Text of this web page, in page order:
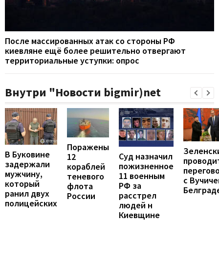
После массированных атак со стороны РФ
киевляне ещё более решительно отвергают
территориальные уступки: опрос
Внутри "Новости bigmir)net
В Буковине
задержали
мужчину,
который
ранил двух
полицейских
Поражены
12
кораблей
теневого
флота
России
Суд назначил
пожизненное
11 военным
РФ за
расстрел
людей н
Киевщине
с